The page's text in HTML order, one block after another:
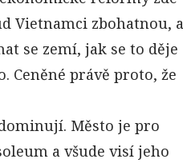
Vietnamci zbohatnou, a
se zemí, jak se to děje
Ceněné právě proto, že
Město je pro
a všude visí jeho